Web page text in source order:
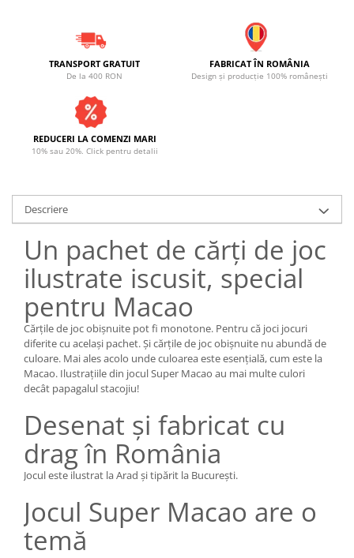
TRANSPORT GRATUIT
De la 400 RON
FABRICAT ÎN ROMÂNIA
Design și producție 100% românești
REDUCERI LA COMENZI MARI
10% sau 20%. Click pentru detalii
Descriere
Un pachet de cărți de joc
ilustrate iscusit, special
pentru Macao
Cărțile de joc obișnuite pot fi monotone. Pentru că joci jocuri
diferite cu același pachet. Și cărțile de joc obișnuite nu abundă de
culoare. Mai ales acolo unde culoarea este esențială, cum este la
Macao. Ilustrațiile din jocul Super Macao au mai multe culori
decât papagalul stacojiu!
Desenat și fabricat cu
drag în România
Jocul este ilustrat la Arad și tipărit la București.
Jocul Super Macao are o
temă